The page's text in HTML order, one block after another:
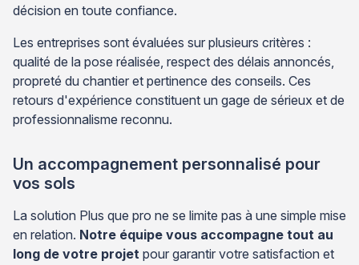
décision en toute confiance.
Les entreprises sont évaluées sur plusieurs critères :
qualité de la pose réalisée, respect des délais annoncés,
propreté du chantier et pertinence des conseils. Ces
retours d'expérience constituent un gage de sérieux et de
professionnalisme reconnu.
Un accompagnement personnalisé pour
vos sols
La solution Plus que pro ne se limite pas à une simple mise
en relation. Notre équipe vous accompagne tout au
long de votre projet pour garantir votre satisfaction et